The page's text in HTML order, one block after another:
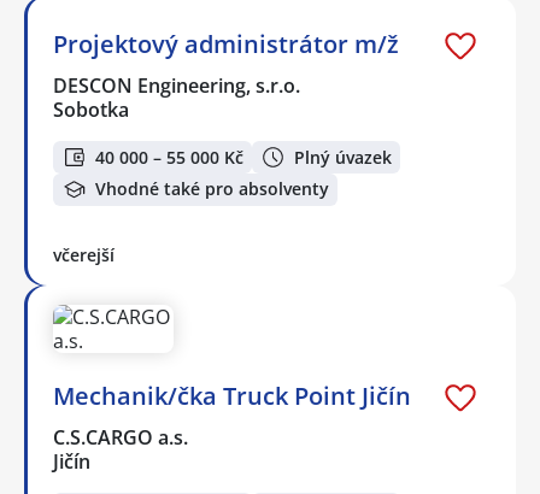
Projektový administrátor m/ž
DESCON Engineering, s.r.o.
Sobotka
40 000 – 55 000 Kč
Plný úvazek
Vhodné také pro absolventy
včerejší
Mechanik/čka Truck Point Jičín
C.S.CARGO a.s.
Jičín